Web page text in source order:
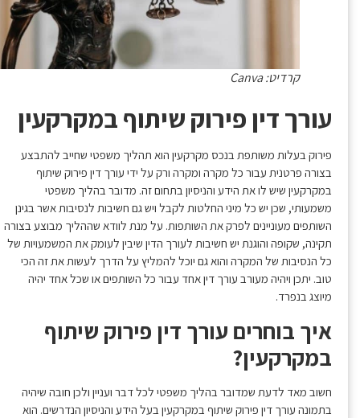
קרדיט: Canva
עורך דין פירוק שיתוף במקרקעין
פירוק בעלות משותפת בנכס מקרקעין הוא תהליך משפטי שחייב להתבצע
בצורה פרטנית עבור כל מקרה ומקרה ורק על ידי עורך דין פירוק שיתוף
במקרקעין שיש לו את הידע והניסיון בתחום זה. מדובר בהליך משפטי
משמעותי, שכן יש כל מיני החלטות לקבל ויש גם חשיבות לנסיבות אשר בגינן
השותפים מעוניינים לפרק את השותפות. על מנת לוודא שההליך מבוצע בצורה
תקינה, שקופה והוגנת יש חשיבות לעורך הדין שיבין לעומק את המשמעויות של
כל הנסיבות של המקרה והוא גם יוכל להמליץ על הדרך לעשות את זה הכי
טוב. יתכן ויהיה מעורב עורך דין אחד עבור כל השותפים או שכל אחד יהיה
מיוצג בנפרד.
איך בוחרים עורך דין פירוק שיתוף
במקרקעין?
חשוב מאד לדעת שמדובר בהליך משפטי לכל דבר ועניין ולכן חובה שיהיה
בתמונה עורך דין פירוק שיתוף במקרקעין בעל הידע והניסיון הנדרשים. הוא